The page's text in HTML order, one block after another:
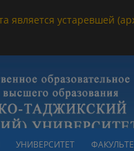
является устаревшей
УНИВЕРСИТЕТ